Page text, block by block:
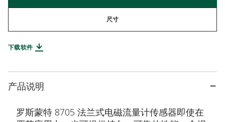
尺寸
下载软件
产品说明
罗斯蒙特 8705 法兰式电磁流量计传感器即使在